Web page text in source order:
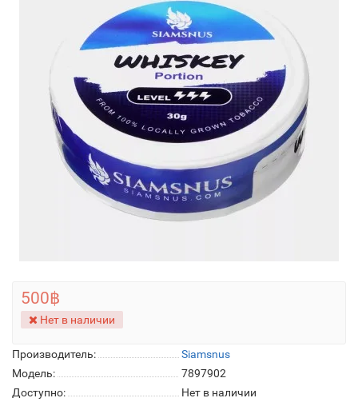
Производитель:
Siamsnus
Модель:
7897902
Доступно:
Нет в наличии
500฿
Нет в наличии